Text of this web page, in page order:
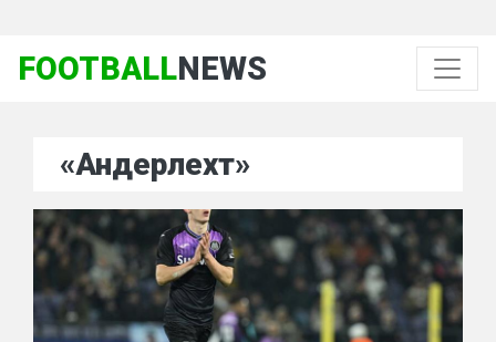
FOOTBALLNEWS
«Андерлехт»